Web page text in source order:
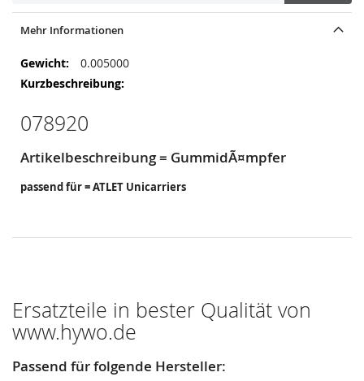
Mehr Informationen
Mehr
Informationen
0.005000
078920
Artikelbeschreibung = GummidÃ¤mpfer
passend für = ATLET Unicarriers
Ersatzteile in bester Qualität von
www.hywo.de
Passend für folgende Hersteller: